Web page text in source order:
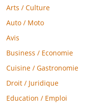
Arts / Culture
Auto / Moto
Avis
Business / Economie
Cuisine / Gastronomie
Droit / Juridique
Education / Emploi